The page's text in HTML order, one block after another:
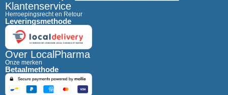
Klantenservice
Herroepingsrecht en Retour
Leveringsmethode
Over LocalPharma
Onze merken
Betaalmethode